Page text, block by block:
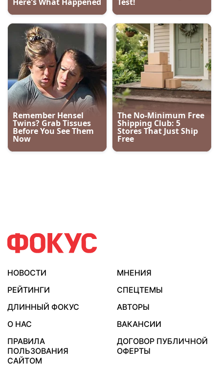
НОВОСТИ
МНЕНИЯ
РЕЙТИНГИ
СПЕЦТЕМЫ
ДЛИННЫЙ ФОКУС
АВТОРЫ
О НАС
ВАКАНСИИ
ПРАВИЛА
ПОЛЬЗОВАНИЯ
САЙТОМ
ДОГОВОР ПУБЛИЧНОЙ
ОФЕРТЫ